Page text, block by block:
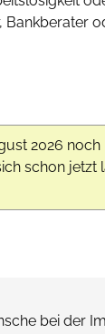
2026
schon jetzt
bei der